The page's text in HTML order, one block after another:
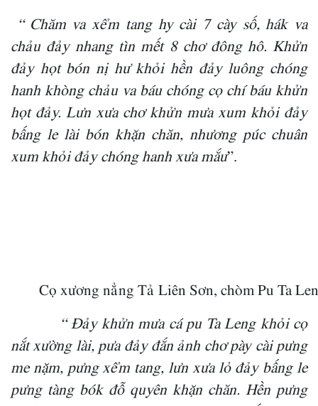
“ Chăm va xểm tang hy cài 7 cày số, hák va
chảu đảy nhang tìn mết 8 chơ đông hô. Khửn
đảy họt bón nị hư khỏi hền đảy luông chóng
hanh khòng chảu va báu chóng cọ chí báu khửn
họt đảy. Lưn xưa chơ khửn mưa xum khỏi đảy
bấng le lài bón khặn chăn, nhương púc chuân
xum khỏi đảy chóng hanh xưa mắư”.
Cọ xương nẳng Tả Liên Sơn, chòm Pu Ta
“ Đảy khửn mưa cá pu Ta Leng khỏi cọ
nắt xường lài, pưa đảy đắn ảnh chơ pày cài pưng
me nặm, pưng xểm tang, lưn xưa lỏ đảy bấng le
pưng tàng bók đỗ quyên khặn chăn. Hền pưng